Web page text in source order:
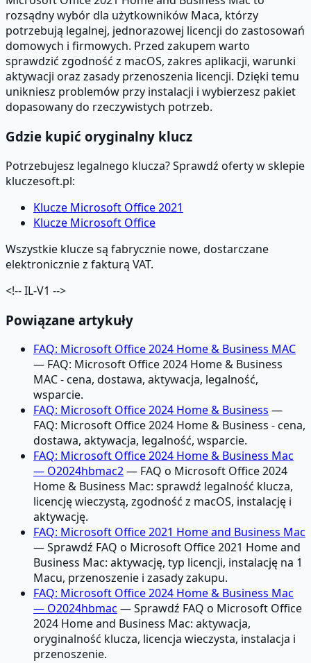
rozsądny wybór dla użytkowników Maca, którzy
potrzebują legalnej, jednorazowej licencji do zastosowań
domowych i firmowych. Przed zakupem warto
sprawdzić zgodność z macOS, zakres aplikacji, warunki
aktywacji oraz zasady przenoszenia licencji. Dzięki temu
unikniesz problemów przy instalacji i wybierzesz pakiet
dopasowany do rzeczywistych potrzeb.
Gdzie kupić oryginalny klucz
Potrzebujesz legalnego klucza? Sprawdź oferty w sklepie
kluczesoft.pl:
Klucze Microsoft Office 2021
Klucze Microsoft Office
Wszystkie klucze są fabrycznie nowe, dostarczane
elektronicznie z fakturą VAT.
<!-- IL-V1 -->
Powiązane artykuły
FAQ: Microsoft Office 2024 Home & Business MAC
— FAQ: Microsoft Office 2024 Home & Business
MAC - cena, dostawa, aktywacja, legalność,
wsparcie.
FAQ: Microsoft Office 2024 Home & Business —
FAQ: Microsoft Office 2024 Home & Business - cena,
dostawa, aktywacja, legalność, wsparcie.
FAQ: Microsoft Office 2024 Home & Business Mac
— O2024hbmac2— FAQ o Microsoft Office 2024
Home & Business Mac: sprawdź legalność klucza,
licencję wieczystą, zgodność z macOS, instalację i
aktywację.
FAQ: Microsoft Office 2021 Home and Business Mac
— Sprawdź FAQ o Microsoft Office 2021 Home and
Business Mac: aktywację, typ licencji, instalację na 1
Macu, przenoszenie i zasady zakupu.
FAQ: Microsoft Office 2024 Home & Business Mac
— O2024hbmac — Sprawdź FAQ o Microsoft Office
2024 Home and Business Mac: aktywacja,
oryginalność klucza, licencja wieczysta, instalacja i
przenoszenie.